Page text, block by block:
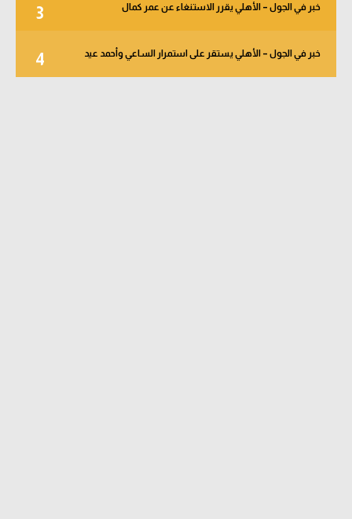
3 خبر في الجول – الأهلي يقرر الاستنغاء عن عمر كمال
4 خبر في الجول – الأهلي يستقر على استمرار الساعي وأحمد عيد